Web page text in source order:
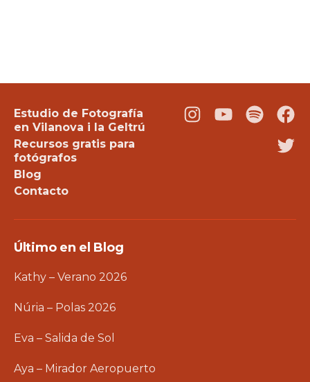
Estudio de Fotografía
en Vilanova i la Geltrú
Recursos gratis para
fotógrafos
Blog
Contacto
Instagram
YoutubePodcast
Último en el Blog
Kathy – Verano 2026
Núria – Polas 2026
Eva – Salida de Sol
Aya – Mirador Aeropuerto